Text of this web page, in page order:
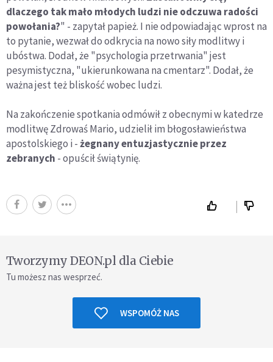
dlaczego tak mało młodych ludzi nie odczuwa radości
powołania?" - zapytał papież. I nie odpowiadając wprost na
to pytanie, wezwał do odkrycia na nowo siły modlitwy i
ubóstwa. Dodał, że "psychologia przetrwania" jest
pesymistyczna, "ukierunkowana na cmentarz". Dodał, że
ważna jest też bliskość wobec ludzi.
Na zakończenie spotkania odmówił z obecnymi w katedrze
modlitwę Zdrowaś Mario, udzielił im błogosławieństwa
apostolskiego i -żegnany entuzjastycznie przez
zebranych - opuścił świątynię.
Tworzymy DEON.pl dla Ciebie
Tu możesz nas wesprzeć.
WSPOMÓŻ NAS